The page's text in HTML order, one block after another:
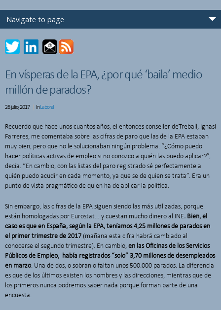
En vísperas de la EPA, ¿por qué ‘baila’ medio
millón de parados?
26 julio, 2017 InLaboral
Recuerdo que hace unos cuantos años, el entonces conseller deTreball, Ignasi
Farreres, me comentaba sobre las cifras de paro que las de la EPA estaban
muy bien, pero que no le solucionaban ningún problema. “¿Cómo puedo
hacer políticas activas de empleo si no conozco a quién las puedo aplicar?”,
decía. “En cambio, con las listas del paro registrado sé perfectamente a
quién puedo acudir en cada momento, ya que se de quien se trata”. Era un
punto de vista pragmático de quien ha de aplicar la política.
Sin embargo, las cifras de la EPA siguen siendo las más utilizadas, porque
están homologadas por Eurostat… y cuestan mucho dinero al INE. Bien, el
caso es que en España, según la EPA, teníamos 4,25 millones de parados en
el primer trimestre de 2017 (mañana esta cifra habrá cambiado al
conocerse el segundo trimestre). En cambio, en las Oficinas de los Servicios
Públicos de Empleo, había registrados “solo” 3,70 millones de desempleados
en marzo. Una de dos, o sobran o faltan unos 500.000 parados. La diferencia
es que de los últimos existen los nombres y las direcciones, mientras que de
los primeros nunca podremos saber nada porque forman parte de una
encuesta.